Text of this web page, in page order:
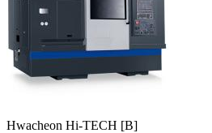
Hwacheon Hi-TECH [B]